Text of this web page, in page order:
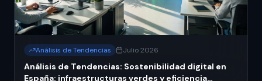
Análisis de Tendencias Julio 2026
Análisis de Tendencias: Sostenibilidad digital en
España: infraestructuras verdes y eficiencia